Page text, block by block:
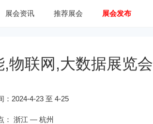
展会资讯 推荐展会 展会发布
物联网,大数据展览会
： 2024-4-23 至 4-25
： 浙江 — 杭州